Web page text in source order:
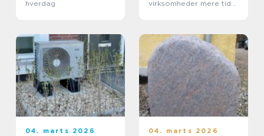
hverdag
virksomheder mere tid
04. marts 2026 04. marts 2026